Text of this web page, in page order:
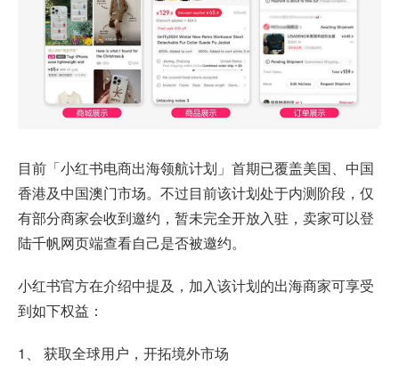
目前「小红书电商出海领航计划」首期已覆盖美国、中国
香港及中国澳门市场。不过目前该计划处于内测阶段，仅
有部分商家会收到邀约，暂未完全开放入驻，卖家可以登
陆千帆网页端查看自己是否被邀约。
小红书官方在介绍中提及，加入该计划的出海商家可享受
到如下权益：
1、 获取全球用户，开拓境外市场